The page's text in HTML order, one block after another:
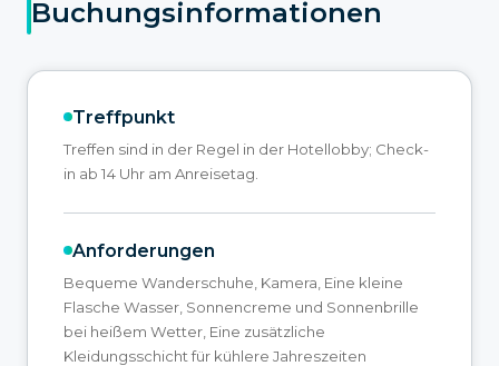
Buchungsinformationen
Treffpunkt
Treffen sind in der Regel in der Hotellobby; Check-
in ab 14 Uhr am Anreisetag.
Anforderungen
Bequeme Wanderschuhe, Kamera, Eine kleine
Flasche Wasser, Sonnencreme und Sonnenbrille
bei heißem Wetter, Eine zusätzliche
Kleidungsschicht für kühlere Jahreszeiten